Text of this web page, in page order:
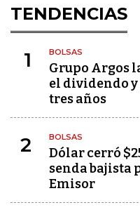
TENDENCIAS
1 BOLSAS
Grupo Argos
el dividendo y
tres años
2 BOLSAS
Dólar cerró
senda bajista
Emisor